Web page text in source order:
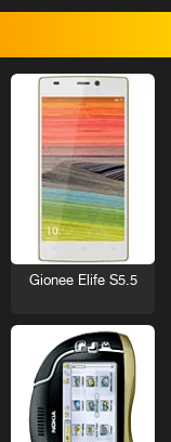
Gionee Elife S5.5